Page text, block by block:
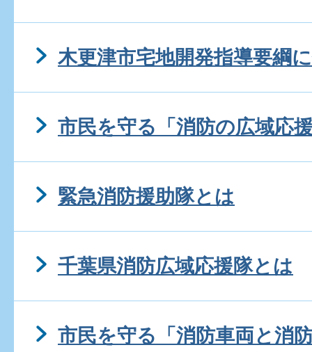
木更津市宅地開発指導要綱
市民を守る「消防の広域応
緊急消防援助隊とは
千葉県消防広域応援隊とは
市民を守る「消防車両と消